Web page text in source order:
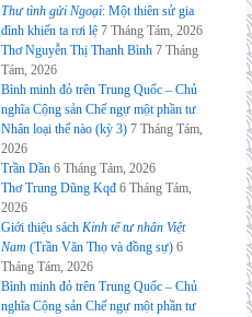
Thư tình gửi Ngoại: Một thiên sử gia
đình khiến ta rơi lệ 7 Tháng Tám, 2026
Thơ Nguyễn Thị Thanh Bình 7 Tháng
Tám, 2026
Bình minh đỏ trên Trung Quốc – Chủ
nghĩa Cộng sản Chế ngự một phần tư
Nhân loại thế nào (kỳ 3) 7 Tháng Tám,
2026
Trần Dần 6 Tháng Tám, 2026
Thơ Trung Dũng Kqđ 6 Tháng Tám,
2026
Giới thiệu sách Kinh tế tư nhân Việt
Nam (Trần Văn Thọ và đồng sự) 6
Tháng Tám, 2026
Bình minh đỏ trên Trung Quốc – Chủ
nghĩa Cộng sản Chế ngự một phần tư